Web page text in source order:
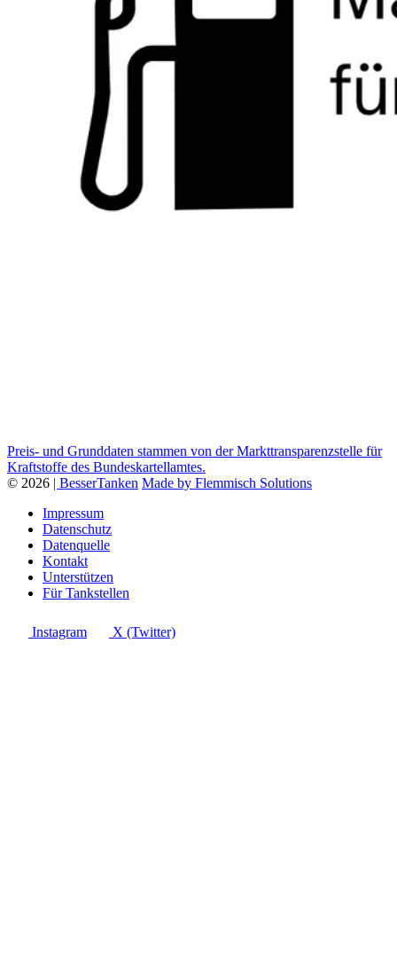
Preis- und Grunddaten stammen von der Markttransparenzstelle für
Kraftstoffe des Bundeskartellamtes.
© 2026 | BesserTanken Made by Flemmisch Solutions
Impressum
Datenschutz
Datenquelle
Kontakt
Unterstützen
Für Tankstellen
Instagram X (Twitter)